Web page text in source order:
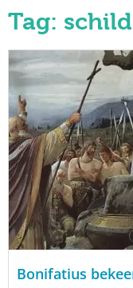
Tag:
Bonifatius